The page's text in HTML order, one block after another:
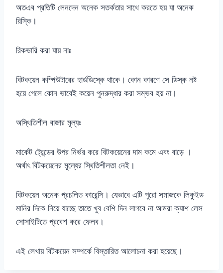
অতএব প্রতিটি লেনদেন অনেক সতর্কতার সাথে করতে হয় যা অনেক
রিস্কি।
রিকভারি করা যায় নাঃ
বিটকয়েন কম্পিউটারের হার্ডডিস্কে থাকে। কোন কারণে সে ডিস্ক নষ্ট
হয়ে গেলে কোন ভাবেই কয়েন পুনরুদ্ধার করা সম্ভব হয় না।
অস্থিতিশীল বাজার মূল্যঃ
মার্কেট ট্রেন্ডের উপর নির্ভর করে বিটকয়েনের দাম কমে এবং বাড়ে ।
অর্থাৎ বিটকয়েনের মূল্যের স্থিতিশীলতা নেই।
বিটকয়েন অনেক প্রচলিত কারেন্সি। যেভাবে এটি পুরো সমাজকে লিকুইড
মানির দিকে নিয়ে যাচ্ছে তাতে খুব বেশি দিন লাগবে না আমরা ক্যাশ লেস
সোসাইটিতে প্রবেশ করে ফেলব।
এই লেখায় বিটকয়েন সম্পর্কে বিস্তারিত আলোচনা করা হয়েছে।